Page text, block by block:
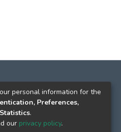
2
personal information for the
Preferences,
.
our privacy policy.